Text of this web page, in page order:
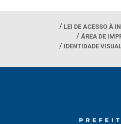
LEI DE ACESSO À
ÁREA DE
IDENTIDADE